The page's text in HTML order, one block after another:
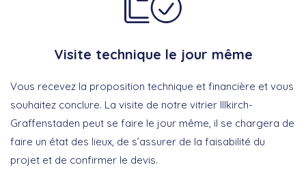
Visite technique le jour même
Vous recevez la proposition technique et financière et vous
souhaitez conclure. La visite de notre vitrier Illkirch-
Graffenstaden peut se faire le jour même, il se chargera de
faire un état des lieux, de s’assurer de la faisabilité du
projet et de confirmer le devis.